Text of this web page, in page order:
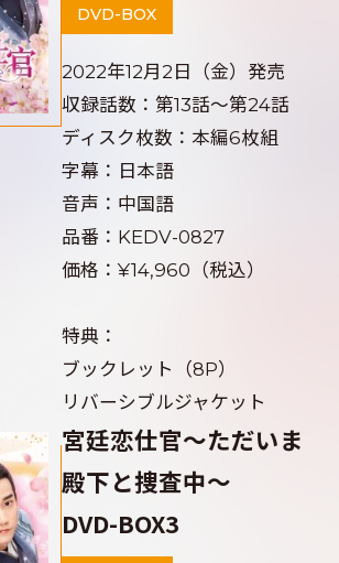
DVD-BOX
2022年12月2日（金）発売
収録話数：第13話～第24話
ディスク枚数：本編6枚組
字幕：日本語
音声：中国語
品番：KEDV-0827
価格：¥14,960（税込）
特典：
ブックレット（8P）
リバーシブルジャケット
宮廷恋仕官～ただいま
殿下と捜査中～
DVD-BOX3